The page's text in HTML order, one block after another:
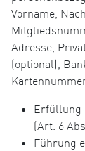
Vorname,
Adresse,
(optional),
Erfüllung
(Art. 6
Führung